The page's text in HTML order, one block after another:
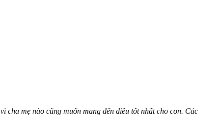
mẹ nào cũng muốn mang đến điều tốt nhất cho con. Các